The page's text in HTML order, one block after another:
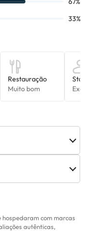
hospedaram com marcas
autênticas,